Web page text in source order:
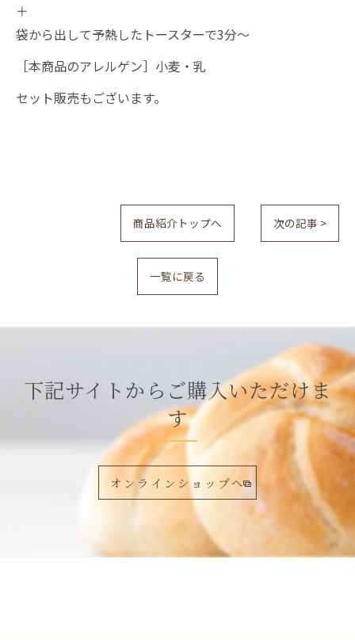
＋
袋から出して予熱したトースターで3分～
［本商品のアレルゲン］小麦・乳
セット販売もございます。
商品紹介トップへ 次の記事 >
一覧に戻る
下記サイトからご購入いただけま
す
オンラインショップへ